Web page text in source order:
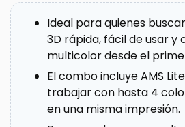
Ideal para quienes
3D rápida, fácil de usar y
multicolor desde el
El combo incluye AMS
trabajar con hasta 4
en una misma impresión.